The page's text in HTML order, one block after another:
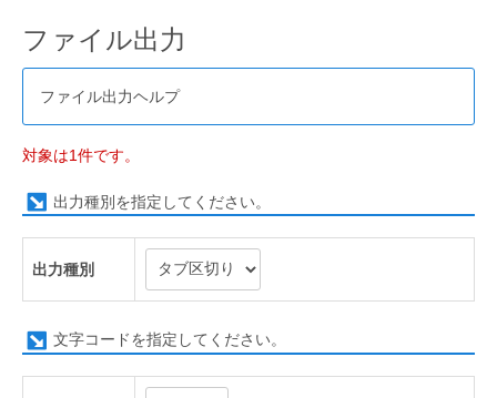
ファイル出力
ファイル出力ヘルプ
対象は1件です。
出力種別を指定してください。
出力種別
文字コードを指定してください。